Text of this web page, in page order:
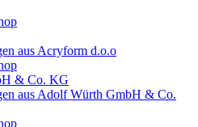
aus Acryform d.o.o
& Co. KG
aus Adolf Würth GmbH & Co.